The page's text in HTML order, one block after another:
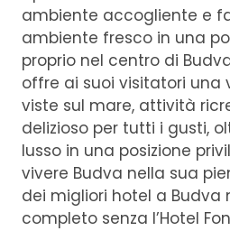
ambiente accogliente e
ambiente fresco in una
proprio nel centro di
offre ai suoi visitatori una
viste sul mare, attività
delizioso per tutti i gusti,
lusso in una posizione
vivere Budva nella sua
dei migliori hotel a Budva
completo senza l’Hotel